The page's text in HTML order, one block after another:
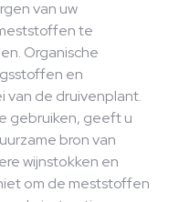
van uw
te
Organische
en
van de druivenplant.
gebruiken, geeft u
bron van
wijnstokken en
om de meststoffen